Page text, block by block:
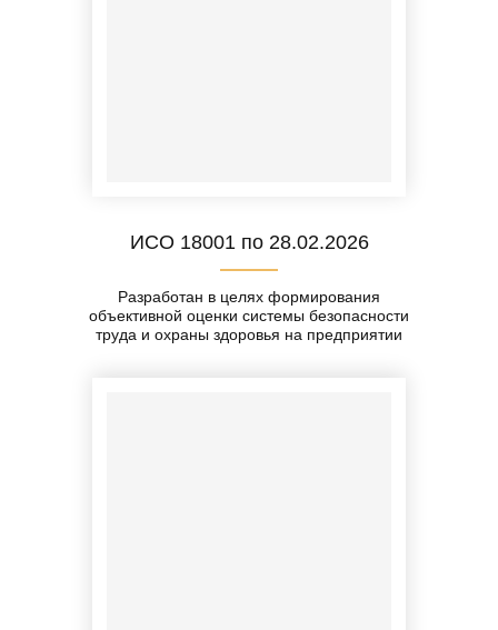
ИСО 18001 по 28.02.2026
Разработан в целях формирования
объективной оценки системы безопасности
труда и охраны здоровья на предприятии